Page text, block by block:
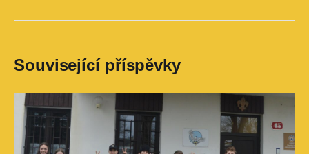
Související příspěvky